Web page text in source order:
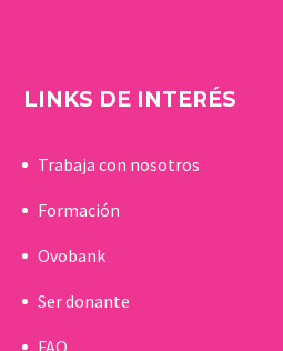
LINKS DE INTERÉS
Trabaja con nosotros
Formación
Ovobank
Ser donante